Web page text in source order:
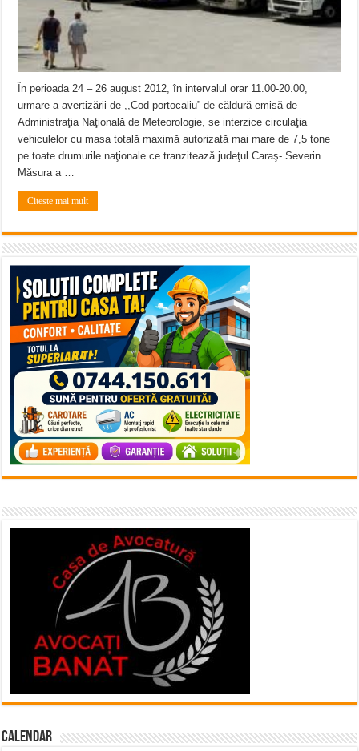
În perioada 24 – 26 august 2012, în intervalul orar 11.00-20.00,
urmare a avertizării de ,,Cod portocaliu” de căldură emisă de
Administraţia Naţională de Meteorologie, se interzice circulaţia
vehiculelor cu masa totală maximă autorizată mai mare de 7,5 tone
pe toate drumurile naţionale ce tranzitează judeţul Caraş- Severin.
Măsura a …
Citeste mai mult
Calendar